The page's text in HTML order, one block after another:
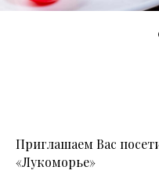
Приглашаем Вас
«Лукоморье»